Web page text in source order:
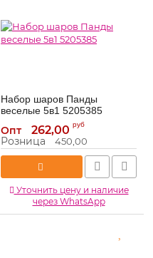
Набор шаров Панды
веселые 5в1 5205385
Артикул: 5205385
Опт 262,00 руб
Розница 450,00
Уточнить цену и наличие
через WhatsApp